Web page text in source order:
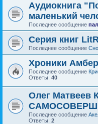
Аудиокнига
маленький
Последнее сообщение
Серия книг
Последнее сообщение
Хроники
Последнее сообщение
Ответы: 40
Олег
Последнее сообщение
Ответы: 2